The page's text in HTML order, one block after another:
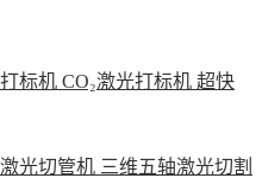
标机 CO₂激光打标机 超快
光切管机 三维五轴激光切割